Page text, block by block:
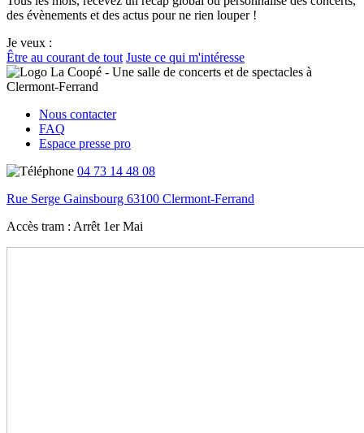
des évènements et des actus pour ne rien louper !
Je veux :
Être au courant de tout Juste ce qui m'intéresse
Nous contacter
FAQ
Espace presse pro
04 73 14 48 08
Rue Serge Gainsbourg 63100 Clermont-Ferrand
Accès tram : Arrêt 1er Mai